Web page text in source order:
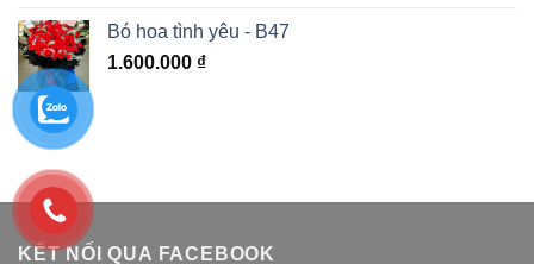
5 sao
Bó hoa tình yêu - B47
1.600.000 ₫
KẾT NỐI QUA FACEBOOK